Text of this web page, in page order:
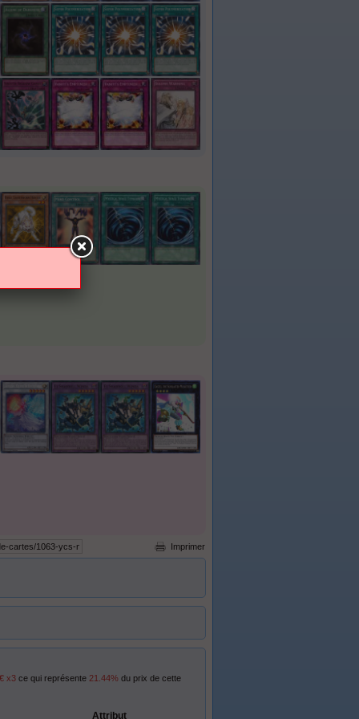
Imprimer
x3 ce qui représente 21.44% du prix de cette
Attribut